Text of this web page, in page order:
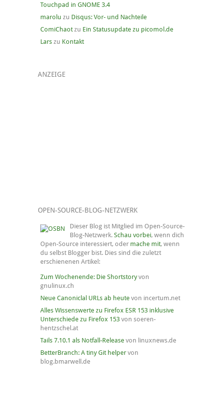
Touchpad in GNOME 3.4
marolu zu Disqus: Vor- und Nachteile
ComiChaotzu Ein Statusupdate zu picomol.de
Larszu Kontakt
ANZEIGE
OPEN-SOURCE-BLOG-NETZWERK
Dieser Blog ist Mitglied im Open-Source-
Blog-Netzwerk. Schau vorbei, wenn dich
Open-Source interessiert, oder mache mit, wenn
du selbst Blogger bist. Dies sind die zuletzt
erschienenen Artikel:
Zum Wochenende: Die Shortstoryvon
gnulinux.ch
Neue Canoniclal URLs ab heutevon incertum.net
Alles Wissenswerte zu Firefox ESR 153 inklusive
Unterschiede zu Firefox 153von soeren-
hentzschel.at
Tails 7.10.1 als Notfall-Releasevon linuxnews.de
BetterBranch: A tiny Git helpervon
blog.bmarwell.de